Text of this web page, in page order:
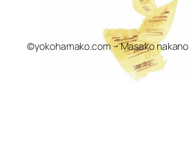
©yokohamako.com – Masako nakano